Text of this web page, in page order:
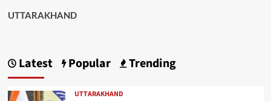
UTTARAKHAND
Latest Popular Trending
UTTARAKHAND